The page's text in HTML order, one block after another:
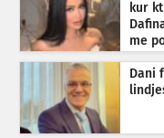
kur
me
Dani